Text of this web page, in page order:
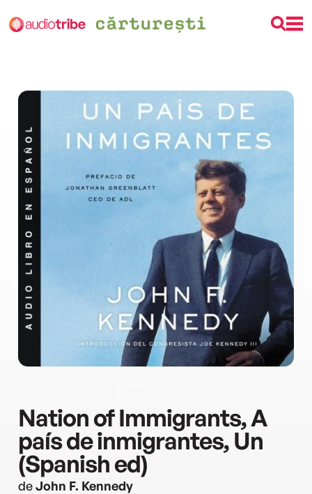
Nation of Immigrants, A
país de inmigrantes, Un
(Spanish ed)
deJohn F. Kennedy